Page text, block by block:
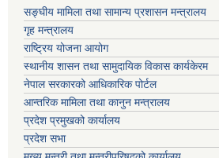
सङ्घीय मामिला तथा सामान्य प्रशासन मन्त्रालय
गृह मन्त्रालय
राष्ट्रिय योजना आयोग
स्थानीय शासन तथा सामुदायिक विकास कार्यकेरम
नेपाल सरकारको आधिकारिक पोर्टल
आन्तरिक मामिला तथा कानुन मन्त्रालय
प्रदेश प्रमुखको कार्यालय
प्रदेश सभा